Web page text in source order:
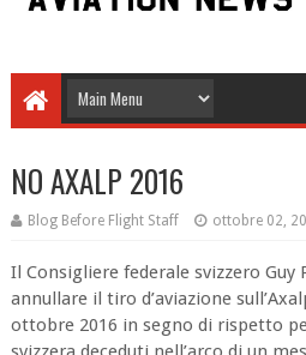
NO AXALP 2016
Blog Before Flight Staff ottobre 02,
Il Consigliere federale svizzero Guy
annullare il tiro d’aviazione
ottobre 2016 in segno di rispetto